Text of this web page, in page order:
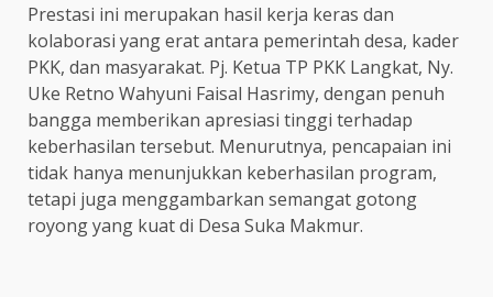
Prestasi ini merupakan hasil kerja keras dan
kolaborasi yang erat antara pemerintah desa, kader
PKK, dan masyarakat. Pj. Ketua TP PKK Langkat, Ny.
Uke Retno Wahyuni Faisal Hasrimy, dengan penuh
bangga memberikan apresiasi tinggi terhadap
keberhasilan tersebut. Menurutnya, pencapaian ini
tidak hanya menunjukkan keberhasilan program,
tetapi juga menggambarkan semangat gotong
royong yang kuat di Desa Suka Makmur.